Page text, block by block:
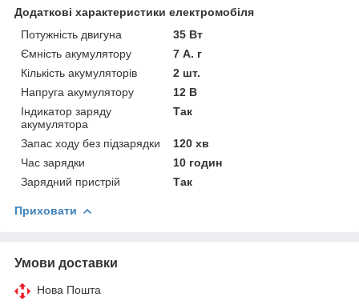
Додаткові характеристики електромобіля
Потужність двигуна
35 Вт
Ємність акумулятору
7 А. г
Кількість акумуляторів
2 шт.
Напруга акумулятору
12 В
Індикатор заряду
акумулятора
Так
Запас ходу без підзарядки
120 хв
Час зарядки
10 годин
Зарядний пристрій
Так
Приховати
Умови доставки
Нова Пошта